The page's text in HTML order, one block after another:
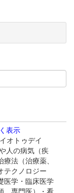
表示
オトゥデイ
人の病気（疾
法（治療薬、
テクノロジー
医学・臨床医学